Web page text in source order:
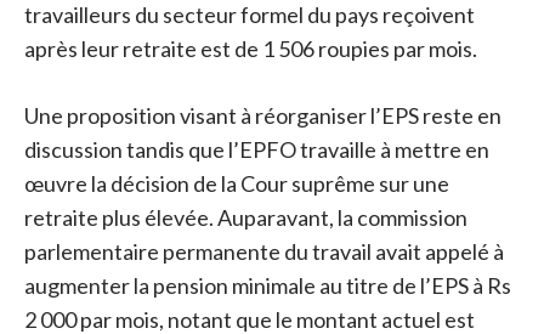
travailleurs du secteur formel du pays reçoivent
après leur retraite est de 1 506 roupies par mois.
Une proposition visant à réorganiser l’EPS reste en
discussion tandis que l’EPFO travaille à mettre en
œuvre la décision de la Cour suprême sur une
retraite plus élevée. Auparavant, la commission
parlementaire permanente du travail avait appelé à
augmenter la pension minimale au titre de l’EPS à Rs
2 000 par mois, notant que le montant actuel est